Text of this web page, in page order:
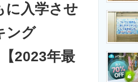
製造業のIT導入・活用を支援
エネルギーの専門メディア
に入学させ
ング
2023年最